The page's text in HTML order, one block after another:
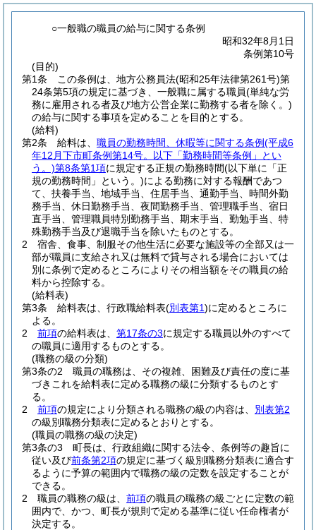
○一般職の職員の給与に関する条例
昭和32年8月1日
条例第10号
(目的)
第1条
この条例は、地方公務員法(昭和25年法律第261号)第
24条第5項の規定に基づき、一般職に属する職員(単純な労
務に雇用される者及び地方公営企業に勤務する者を除く。)
の給与に関する事項を定めることを目的とする。
(給料)
第2条
給料は、 職員の勤務時間、休暇等に関する条例(平成6
年12月下市町条例第14号。以下「勤務時間等条例」とい
う。)第8条第1項に規定する正規の勤務時間(以下単に「正
規の勤務時間」という。)による勤務に対する報酬であつ
て、扶養手当、地域手当、住居手当、通勤手当、時間外勤
務手当、休日勤務手当、夜間勤務手当、管理職手当、宿日
直手当、管理職員特別勤務手当、期末手当、勤勉手当、特
殊勤務手当及び退職手当を除いたものとする。
2
宿舎、食事、制服その他生活に必要な施設等の全部又は一
部が職員に支給され又は無料で貸与される場合においては
別に条例で定めるところによりその相当額をその職員の給
料から控除する。
(給料表)
第3条
給料表は、行政職給料表(別表第1)に定めるところに
よる。
2
前項の給料表は、 第17条の3に規定する職員以外のすべて
の職員に適用するものとする。
(職務の級の分類)
第3条の2
職員の職務は、その複雑、困難及び責任の度に基
づきこれを給料表に定める職務の級に分類するものとす
る。
2
前項の規定により分類される職務の級の内容は、 別表第2
の級別職務分類表に定めるとおりとする。
(職員の職務の級の決定)
第3条の3
町長は、行政組織に関する法令、条例等の趣旨に
従い及び前条第2項の規定に基づく級別職務分類表に適合す
るように予算の範囲内で職務の級の定数を設定することが
できる。
2
職員の職務の級は、 前項の職員の職務の級ごとに定数の範
囲内で、かつ、町長が規則で定める基準に従い任命権者が
決定する。